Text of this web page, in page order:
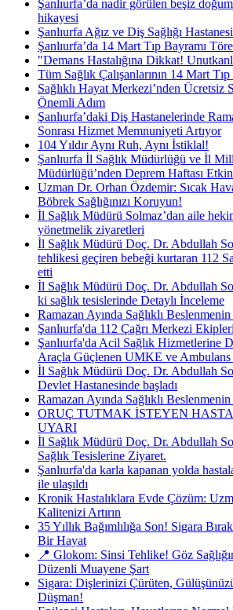
Şanlıurfa’da nadir görülen beşiz
hikayesi
Şanlıurfa Ağız ve Diş Sağlığı
Şanlıurfa’da 14 Mart Tıp Bayramı
"Demans Hastalığına Dikkat!
Tüm Sağlık Çalışanlarının 14 Mart
Sağlıklı Hayat Merkezi’nden Ücretsiz
Önemli Adım
Şanlıurfa’daki Diş Hastanelerinde
Sonrası Hizmet Memnuniyeti Artıyor
104 Yıldır Aynı Ruh, Aynı İstiklal!
Şanlıurfa İl Sağlık Müdürlüğü ve İl
Müdürlüğü’nden Deprem Haftası
Uzman Dr. Orhan Özdemir: Sıcak
Böbrek Sağlığınızı Koruyun!
İl Sağlık Müdürü Solmaz’dan aile
yönetmelik ziyaretleri
İl Sağlık Müdürü Doç. Dr. Abdullah
tehlikesi geçiren bebeği kurtaran 112
etti
İl Sağlık Müdürü Doç. Dr. Abdullah
ki sağlık tesislerinde Detaylı İnceleme
Ramazan Ayında Sağlıklı
Şanlıurfa'da 112 Çağrı Merkezi
Şanlıurfa'da Acil Sağlık Hizmetlerine
Araçla Güçlenen UMKE ve
İl Sağlık Müdürü Doç. Dr. Abdullah
Devlet Hastanesinde başladı
Ramazan Ayında Sağlıklı
ORUÇ TUTMAK İSTEYEN
UYARI
İl Sağlık Müdürü Doç. Dr. Abdullah
Sağlık Tesislerine Ziyaret.
Şanlıurfa'da karla kapanan yolda
ile ulaşıldı
Kronik Hastalıklara Evde Çözüm:
Kalitenizi Artırın
35 Yıllık Bağımlılığa Son! Sigara
Bir Hayat
📍 Glokom: Sinsi Tehlike! Göz
Düzenli Muayene Şart
Sigara: Dişlerinizi Çürüten,
Düşman!